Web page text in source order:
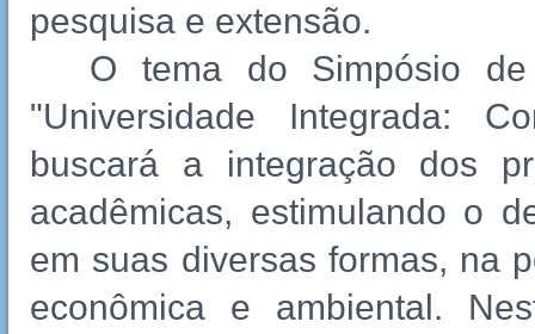
pesquisa e extensão.
O tema do Simpósio
"Universidade Integrada:
buscará a integração dos
acadêmicas, estimulando o
em suas diversas formas, na
econômica e ambiental.